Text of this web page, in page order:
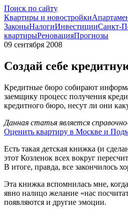
Поиск по сайту
Квартиры и новостройки
ЗаконыНалогиИнвестицииСанкт-
квартирыРеновацияПрогнозы
09 сентября 2008
Создай себе
Кредитные бюро собирают
заемщику процесс получения
кредитного бюро, несут ли они
Данная статья является
Оценить квартиру в Москве и
Есть такая детская книжка (и
этот Козленок всех вокруг
В итоге, правда, все закончилось
Эта книжка вспомнилась мне,
явно налицо желание «нас
появляются и другие эмоции.